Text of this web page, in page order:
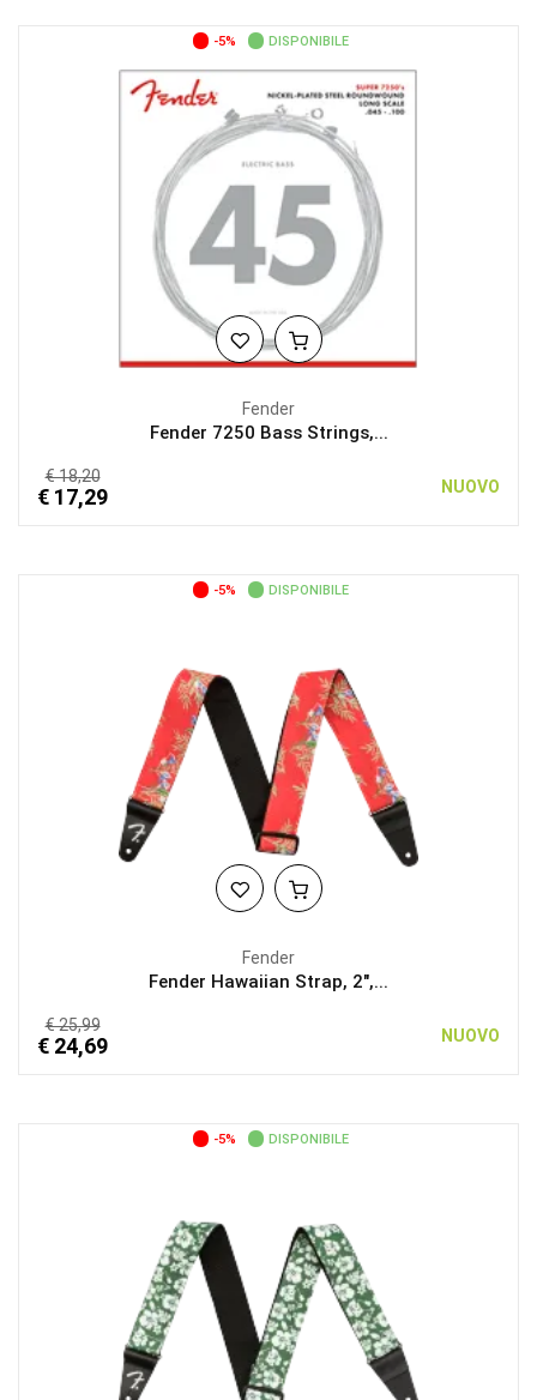
-5% DISPONIBILE
Fender
Fender 7250 Bass Strings,...
€ 18,20
€ 17,29 NUOVO
-5% DISPONIBILE
Fender
Fender Hawaiian Strap, 2",...
€ 25,99
€ 24,69 NUOVO
-5% DISPONIBILE